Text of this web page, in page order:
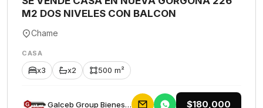
M2 DOS NIVELES CON BALCON
Chame
CASA
x3 x2 500 m²
Galceb Group Bienes Raices $180,000